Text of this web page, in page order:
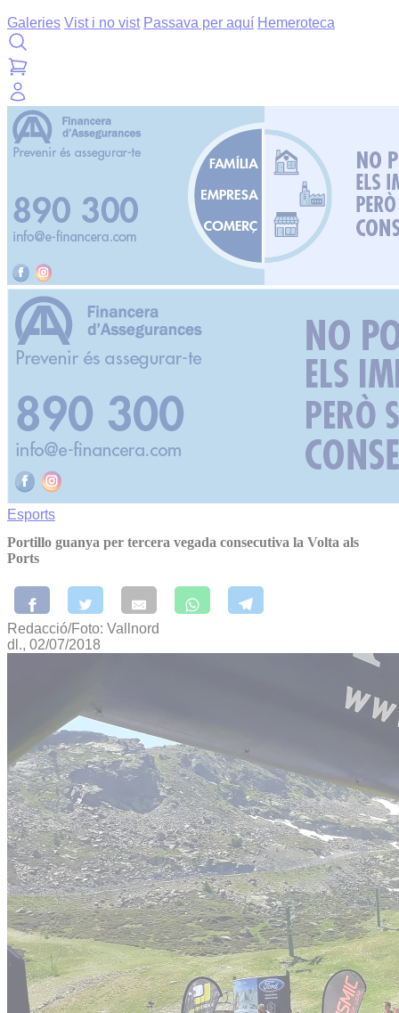
Galeries Vist i no vist Passava per aquí Hemeroteca
Esports
Portillo guanya per tercera vegada consecutiva la Volta als
Ports
Redacció/Foto: Vallnord
dl., 02/07/2018